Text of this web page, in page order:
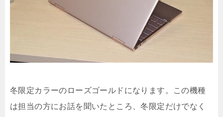
冬限定カラーのローズゴールドになります。この機種
は担当の方にお話を聞いたところ、冬限定だけでなく